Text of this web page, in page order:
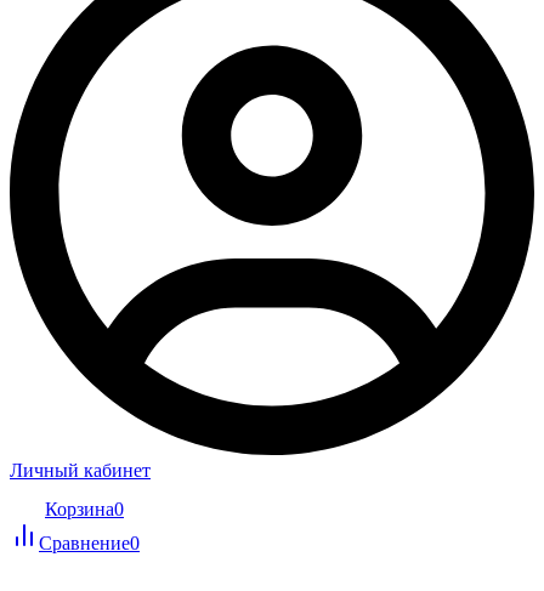
Личный кабинет
Корзина0
Сравнение0